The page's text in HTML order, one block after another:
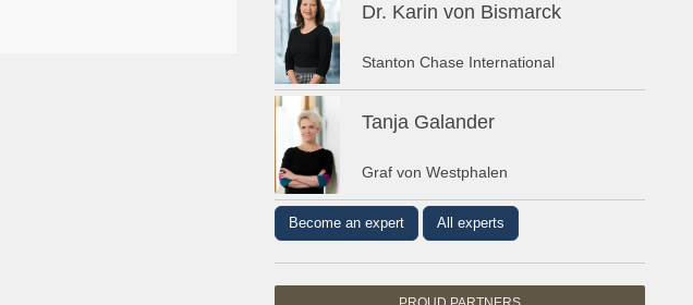
Dr. Karin von Bismarck
Stanton Chase International
Tanja Galander
Graf von Westphalen
Become an expert All experts